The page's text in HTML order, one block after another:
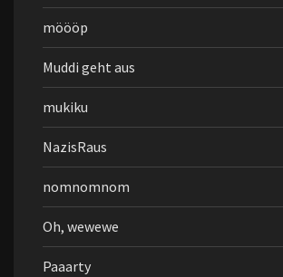
möööp
Muddi geht aus
mukiku
NazisRaus
nomnomnom
Oh, wewewe
Paaarty